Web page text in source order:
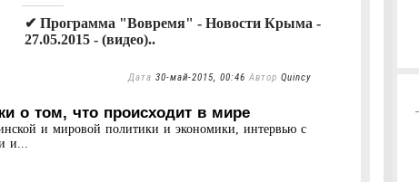
✔ Программа "Вовремя" - Новости Крыма -
27.05.2015 - (видео)..
Дата 30-май-2015, 00:46 Автор Quincy
о том, что происходит в мире
и мировой политики и экономики, интервью с
и...